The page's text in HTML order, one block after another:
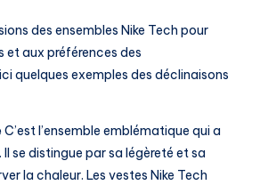
des ensembles Nike Tech pour
et aux préférences des
quelques exemples des déclinaisons
C’est l’ensemble emblématique qui a
se distingue par sa légèreté et sa
la chaleur. Les vestes Nike Tech